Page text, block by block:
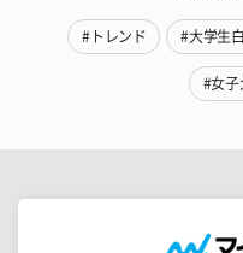
#トレンド #大学生
#女子